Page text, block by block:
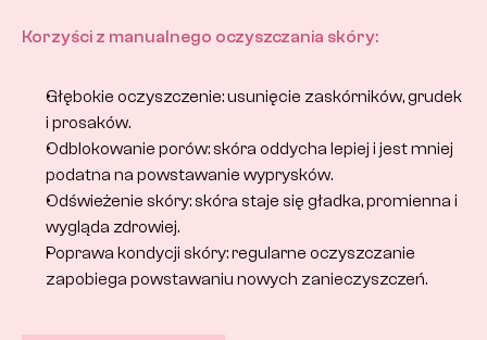
Korzyści z manualnego oczyszczania skóry:
Głębokie oczyszczenie: usunięcie zaskórników, grudek
i prosaków.
Odblokowanie porów: skóra oddycha lepiej i jest mniej
podatna na powstawanie wyprysków.
Odświeżenie skóry: skóra staje się gładka, promienna i
wygląda zdrowiej.
Poprawa kondycji skóry: regularne oczyszczanie
zapobiega powstawaniu nowych zanieczyszczeń.